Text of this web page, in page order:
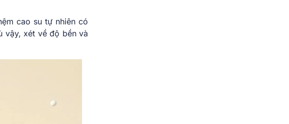
cao su tự nhiên có
vậy, xét về độ bền và